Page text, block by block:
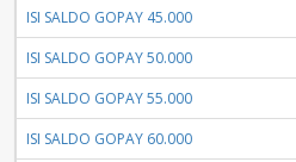
ISI SALDO GOPAY 45.000
ISI SALDO GOPAY 50.000
ISI SALDO GOPAY 55.000
ISI SALDO GOPAY 60.000